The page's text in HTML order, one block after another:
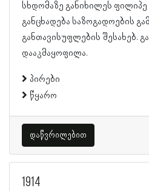
სხდომაზე განიხილეს ფილიპე
განცხადება საზოგადოების
განთავისუფლების შესახებ.
დააკმაყოფილა.
პირები
წყარო
დაწვრილებით
1914